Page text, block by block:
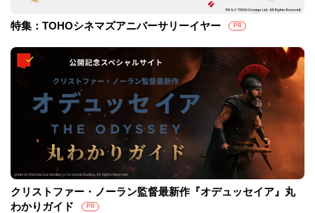
特集：TOHOシネマズアニバーサリーイヤー PR
クリストファー・ノーラン監督最新作『オデュッセイア』丸
わかりガイド
PR